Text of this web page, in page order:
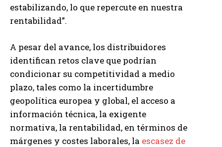
estabilizando, lo que repercute en nuestra
rentabilidad”.
A pesar del avance, los distribuidores
identifican retos clave que podrían
condicionar su competitividad a medio
plazo, tales como la incertidumbre
geopolítica europea y global, el acceso a
información técnica, la exigente
normativa, la rentabilidad, en términos de
márgenes y costes laborales, la escasez de